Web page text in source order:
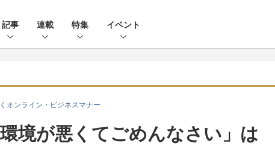
記事 連載 特集 イベント
オンライン・ビジネスマナー
境が悪くてごめんなさい」は